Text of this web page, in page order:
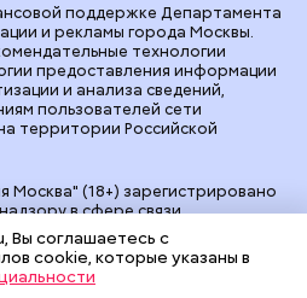
Москва" (18+) зарегистрировано
в сфере связи,
и массовых коммуникаций
о регистрации ЭЛ № ФС 77 -
АО "Редакция газеты
редакторvm.ru
поддержке Департамента
и рекламы города Москвы.
технологии
предоставления информации
и анализа сведений,
пользователей сети
территории Российской
Вы соглашаетесь с
cookie, которые указаны в